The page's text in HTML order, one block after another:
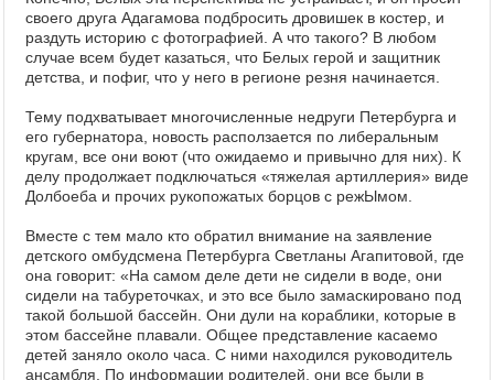
своего друга Адагамова подбросить дровишек в костер, и
раздуть историю с фотографией. А что такого? В любом
случае всем будет казаться, что Белых герой и защитник
детства, и пофиг, что у него в регионе резня начинается.
Тему подхватывает многочисленные недруги Петербурга и
его губернатора, новость расползается по либеральным
кругам, все они воют (что ожидаемо и привычно для них). К
делу продолжает подключаться «тяжелая артиллерия» виде
Долбоеба и прочих рукопожатых борцов с режЫмом.
Вместе с тем мало кто обратил внимание на заявление
детского омбудсмена Петербурга Светланы Агапитовой, где
она говорит: «На самом деле дети не сидели в воде, они
сидели на табуреточках, и это все было замаскировано под
такой большой бассейн. Они дули на кораблики, которые в
этом бассейне плавали. Общее представление касаемо
детей заняло около часа. С ними находился руководитель
ансамбля. По информации родителей, они все были в